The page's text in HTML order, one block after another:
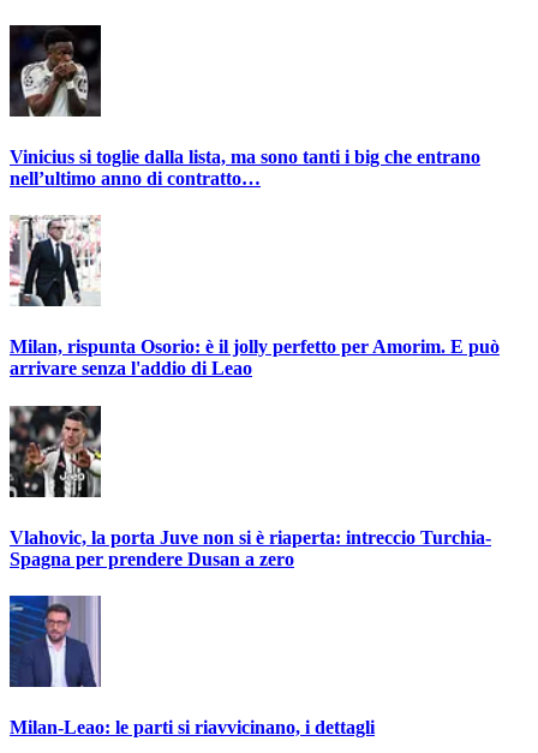
Vinicius si toglie dalla lista, ma sono tanti i big che entrano
nell’ultimo anno di contratto…
Milan, rispunta Osorio: è il jolly perfetto per Amorim. E può
arrivare senza l'addio di Leao
Vlahovic, la porta Juve non si è riaperta: intreccio Turchia-
Spagna per prendere Dusan a zero
Milan-Leao: le parti si riavvicinano, i dettagli